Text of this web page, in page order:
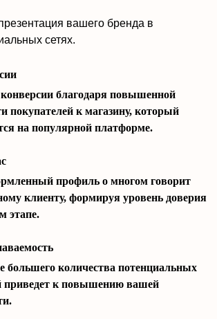
вашего бренда в
сетях.
благодаря повышенной
покупателей к магазину, который
на популярной платформе.
профиль о многом говорит
клиенту, формируя уровень доверия
этапе.
большего количества потенциальных
приведет к повышению вашей